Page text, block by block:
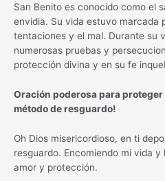
San Benito es conocido como el
envidia. Su vida estuvo marcada
tentaciones y el mal. Durante su
numerosas pruebas y
protección divina y en su fe
Oración poderosa para
método de resguardo!
Oh Dios misericordioso, en ti
resguardo. Encomiendo mi vida
amor y protección.